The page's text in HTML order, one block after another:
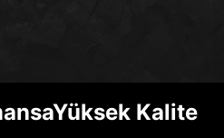
Kalite